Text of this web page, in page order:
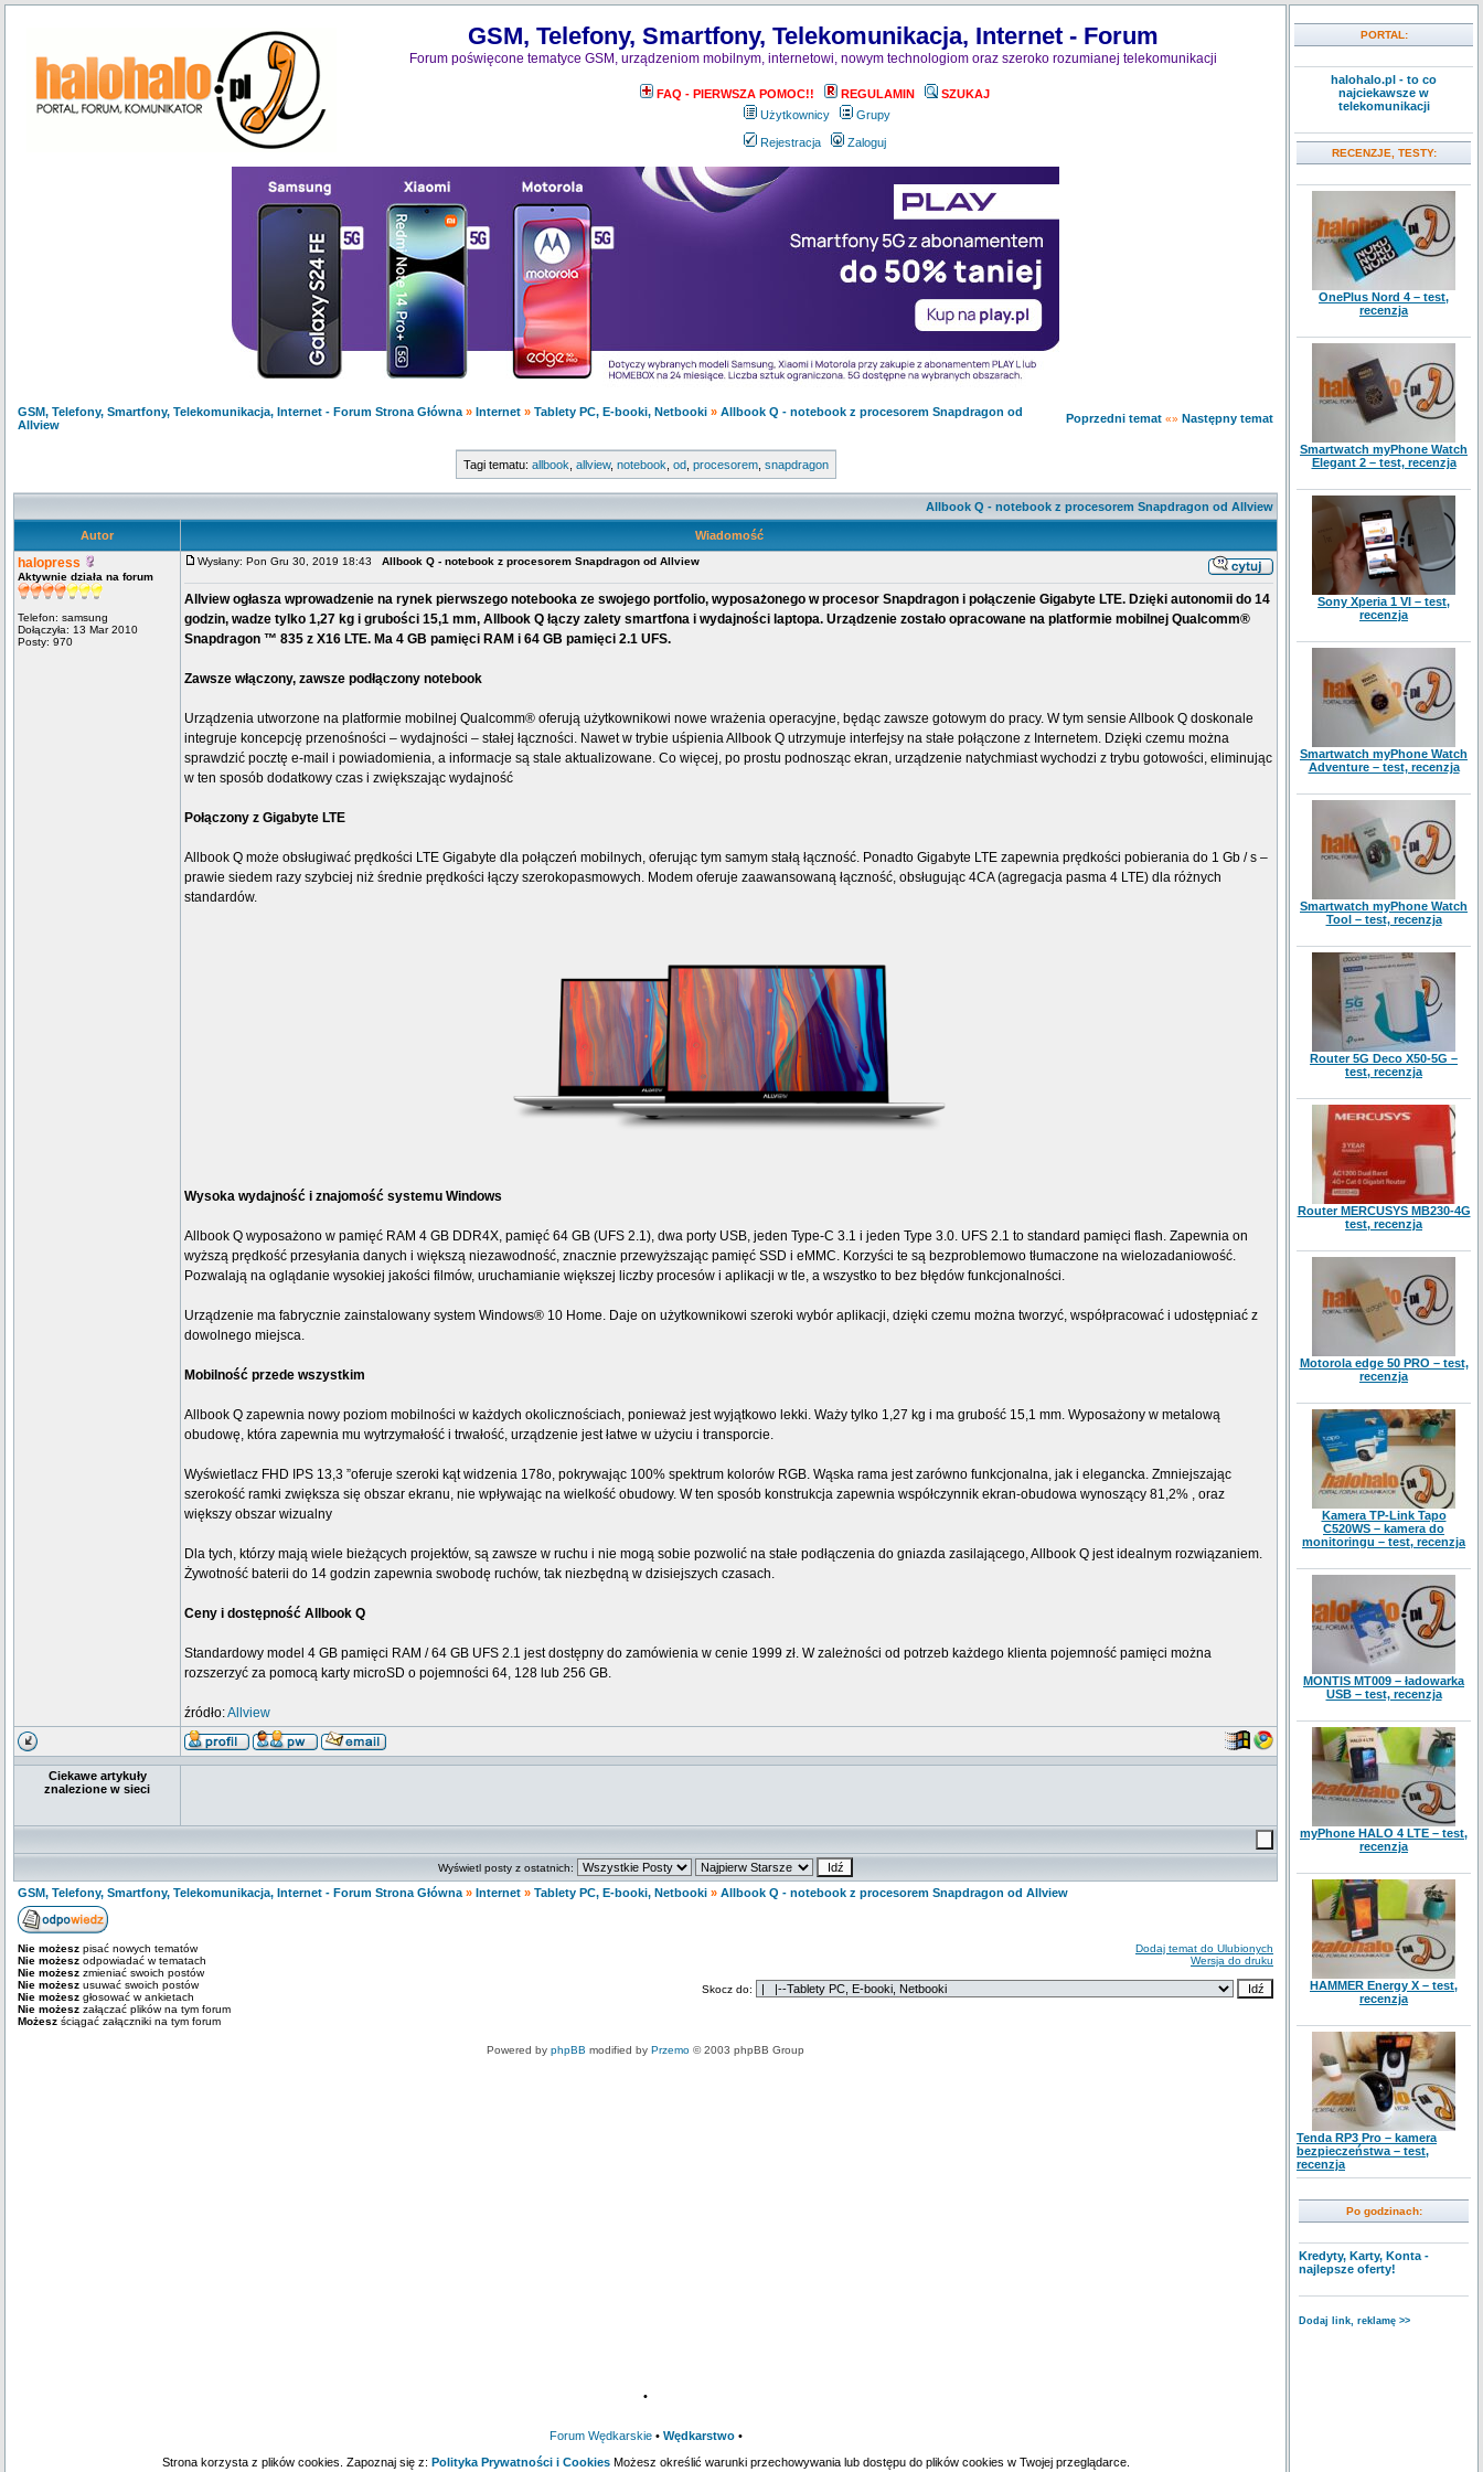
GSM, Telefony, Smartfony, Telekomunikacja, Internet - Forum
Forum poświęcone tematyce GSM, urządzeniom mobilnym, internetowi, nowym technologiom oraz szeroko rozumianej telekomunikacji
FAQ - PIERWSZA POMOC!! REGULAMIN
SZUKAJ
Użytkownicy
Grupy
Rejestracja Zaloguj
GSM, Telefony, Smartfony, Telekomunikacja, Internet - Forum Strona Główna » Internet » Tablety PC, E-booki, Netbooki » Allbook Q - notebook z procesorem Snapdragon od
Allview
Poprzedni temat «» Następny temat
Tagi tematu: allbook allview, notebook od, procesorem, snapdragon
Allbook Q - notebook z procesorem Snapdragon od Allview
Autor Wiadomość
halopress
Aktywnie działa na forum
Telefon: samsung
Dołączyła: 13 Mar 2010
Posty: 970
Wysłany: Pon Gru 30, 2019 18:43 Allbook Q - notebook z procesorem Snapdragon od Allview
Allview ogłasza wprowadzenie na rynek pierwszego notebooka ze swojego portfolio, wyposażonego w procesor Snapdragon i połączenie Gigabyte LTE. Dzięki autonomii do 14
godzin, wadze tylko 1,27 kg i grubości 15,1 mm, Allbook Q łączy zalety smartfona i wydajności laptopa. Urządzenie zostało opracowane na platformie mobilnej Qualcomm®
Snapdragon ™ 835 z X16 LTE. Ma 4 GB pamięci RAM i 64 GB pamięci 2.1 UFS.
Zawsze włączony, zawsze podłączony notebook
Urządzenia utworzone na platformie mobilnej Qualcomm® oferują użytkownikowi nowe wrażenia operacyjne, będąc zawsze gotowym do pracy. W tym sensie Allbook Q doskonale
integruje koncepcję przenośności – wydajności – stałej łączności. Nawet w trybie uśpienia Allbook Q utrzymuje interfejsy na stałe połączone z Internetem. Dzięki czemu można
sprawdzić pocztę e-mail i powiadomienia, a informacje są stale aktualizowane. Co więcej, po prostu podnosząc ekran, urządzenie natychmiast wychodzi z trybu gotowości, eliminując
w ten sposób dodatkowy czas i zwiększając wydajność
Połączony z Gigabyte LTE
Allbook Q może obsługiwać prędkości LTE Gigabyte dla połączeń mobilnych, oferując tym samym stałą łączność. Ponadto Gigabyte LTE zapewnia prędkości pobierania do 1 Gb / s –
prawie siedem razy szybciej niż średnie prędkości łączy szerokopasmowych. Modem oferuje zaawansowaną łączność, obsługując 4CA (agregacja pasma 4 LTE) dla różnych
standardów.
Wysoka wydajność i znajomość systemu Windows
Allbook Q wyposażono w pamięć RAM 4 GB DDR4X, pamięć 64 GB (UFS 2.1), dwa porty USB, jeden Type-C 3.1 i jeden Type 3.0. UFS 2.1 to standard pamięci flash. Zapewnia on
wyższą prędkość przesyłania danych i większą niezawodność, znacznie przewyższając pamięć SSD i eMMC. Korzyści te są bezproblemowo tłumaczone na wielozadaniowość.
Pozwalają na oglądanie wysokiej jakości filmów, uruchamianie większej liczby procesów i aplikacji w tle, a wszystko to bez błędów funkcjonalności.
Urządzenie ma fabrycznie zainstalowany system Windows® 10 Home. Daje on użytkownikowi szeroki wybór aplikacji, dzięki czemu można tworzyć, współpracować i udostępniać z
dowolnego miejsca.
Mobilność przede wszystkim
Allbook Q zapewnia nowy poziom mobilności w każdych okolicznościach, ponieważ jest wyjątkowo lekki. Waży tylko 1,27 kg i ma grubość 15,1 mm. Wyposażony w metalową
obudowę, która zapewnia mu wytrzymałość i trwałość, urządzenie jest łatwe w użyciu i transporcie.
Wyświetlacz FHD IPS 13,3 ”oferuje szeroki kąt widzenia 178o, pokrywając 100% spektrum kolorów RGB. Wąska rama jest zarówno funkcjonalna, jak i elegancka. Zmniejszając
szerokość ramki zwiększa się obszar ekranu, nie wpływając na wielkość obudowy. W ten sposób konstrukcja zapewnia współczynnik ekran-obudowa wynoszący 81,2% , oraz
większy obszar wizualny
Dla tych, którzy mają wiele bieżących projektów, są zawsze w ruchu i nie mogą sobie pozwolić na stałe podłączenia do gniazda zasilającego, Allbook Q jest idealnym rozwiązaniem.
Żywotność baterii do 14 godzin zapewnia swobodę ruchów, tak niezbędną w dzisiejszych czasach.
Ceny i dostępność Allbook Q
Standardowy model 4 GB pamięci RAM / 64 GB UFS 2.1 jest dostępny do zamówienia w cenie 1999 zł. W zależności od potrzeb każdego klienta pojemność pamięci można
rozszerzyć za pomocą karty microSD o pojemności 64, 128 lub 256 GB.
źródło:Allview
Ciekawe artykuły
znalezione w sieci
Wyświetl posty z ostatnich:
GSM, Telefony, Smartfony, Telekomunikacja, Internet - Forum Strona Główna » Internet » Tablety PC, E-booki, Netbooki » Allbook Q - notebook z procesorem Snapdragon od Allview
Nie możesz pisać nowych tematów
Nie możesz odpowiadać w tematach
Nie możesz zmieniać swoich postów
Nie możesz usuwać swoich postów
Nie możesz głosować w ankietach
Nie możesz załączać plików na tym forum
Możesz ściągać załączniki na tym forum
Dodaj temat do Ulubionych
Wersja do druku
Skocz do:
Powered by phpBB modified by Przemo © 2003 phpBB Group
•
Forum Wędkarskie• Wędkarstwo•
Strona korzysta z plików cookies. Zapoznaj się z: Polityka Prywatności i CookiesMożesz określić warunki przechowywania lub dostępu do plików cookies w Twojej przeglądarce.
PORTAL:
halohalo.pl - to co
najciekawsze w
telekomunikacji
RECENZJE, TESTY:
OnePlus Nord 4 – test,
recenzja
Smartwatch myPhone Watch
Elegant 2 – test, recenzja
Sony Xperia 1 VI – test,
recenzja
Smartwatch myPhone Watch
Adventure – test, recenzja
Smartwatch myPhone Watch
Tool – test, recenzja
Router 5G Deco X50-5G –
test, recenzja
Router MERCUSYS MB230-4G
test, recenzja
Motorola edge 50 PRO – test,
recenzja
Kamera TP-Link Tapo
C520WS – kamera do
monitoringu – test, recenzja
MONTIS MT009 – ładowarka
USB – test, recenzja
myPhone HALO 4 LTE – test,
recenzja
HAMMER Energy X – test,
recenzja
Tenda RP3 Pro – kamera
bezpieczeństwa – test,
recenzja
Po godzinach:
Kredyty, Karty, Konta -
najlepsze oferty!
Dodaj link, reklamę >>